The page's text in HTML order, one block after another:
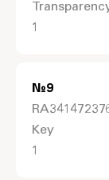
1
№9
Key
1